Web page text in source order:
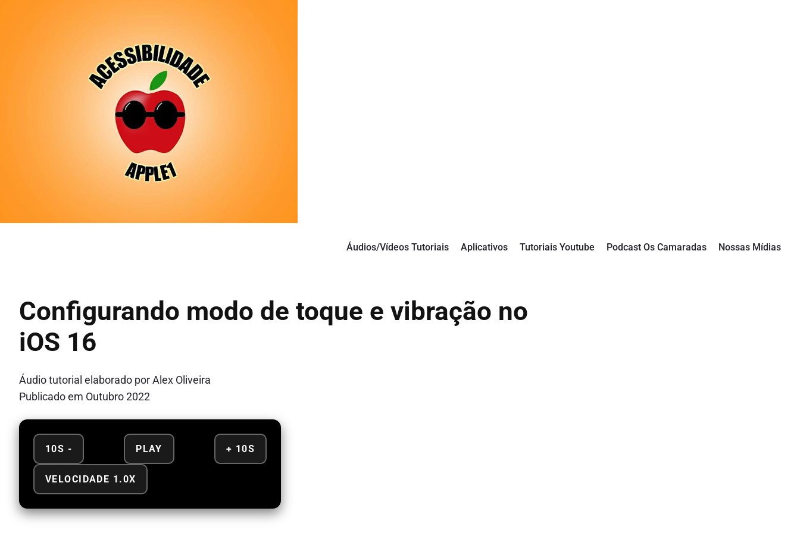
Áudios/Vídeos Tutoriais Aplicativos Tutoriais Youtube Podcast Os Camaradas Nossas Mídias
Configurando modo de toque e vibração no
iOS 16
Áudio tutorial elaborado por Alex Oliveira
Publicado em Outubro 2022
10S - PLAY + 10S
VELOCIDADE 1.0X